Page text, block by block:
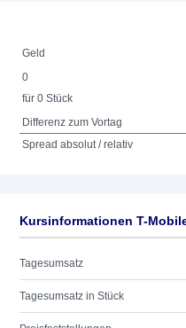
Geld
0
für 0 Stück
Differenz zum Vortag
Spread absolut / relativ
Kursinformationen T-
Tagesumsatz
Tagesumsatz in Stück